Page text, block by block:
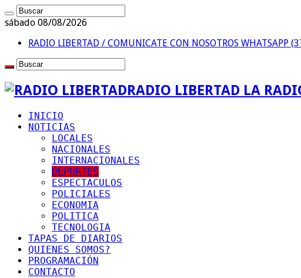
sábado 08/08/2026
RADIO LIBERTAD / COMUNICATE CON NOSOTROS WHATSAPP
RADIO LIBERTAD LA
INICIO
NOTICIAS
LOCALES
NACIONALES
INTERNACIONALES
DEPORTES
ESPECTACULOS
POLICIALES
ECONOMIA
POLITICA
TECNOLOGIA
TAPAS DE DIARIOS
QUIENES SOMOS?
PROGRAMACIÓN
CONTACTO